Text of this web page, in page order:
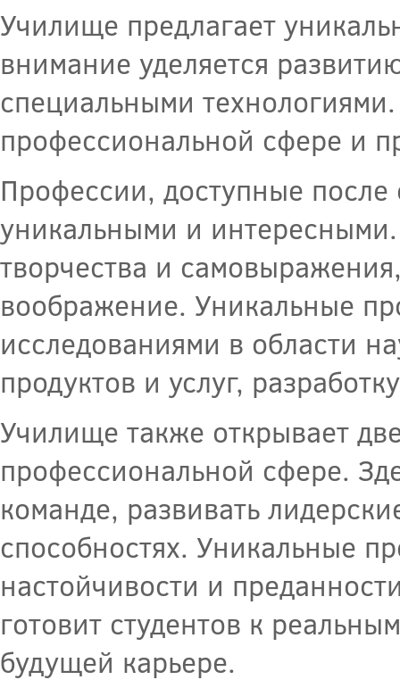
Училище предлагает
внимание уделяется
специальными
профессиональной сфере и
Профессии, доступные
уникальными и
творчества и
воображение. Уникальные
исследованиями в области
продуктов и услуг,
Училище также открывает
профессиональной сфере.
команде, развивать
способностях. Уникальные
настойчивости и
готовит студентов к
будущей карьере.